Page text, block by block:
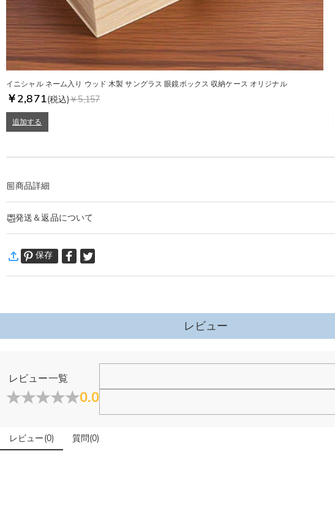
イニシャル ネーム入り ウッド 木製 サングラス 眼鏡ボックス 収納ケース オリジナル
￥2,871(税込)￥5,157
追加する
商品詳細
他にはないナチュラル木製テンプルのサングラス
テンプル部分にお名前・記念日・シンボルマークを刻印可能
大切な想いを形に残す、永く愛用できる逸品です
【こんな方におすすめ】
✓ ご自分への特別なご褒美として
発送＆返品について
通常配送: 5-9営業日
詳細はこちら
詳細はこちら
保存
レビュー
レビュー一覧
0.0
レビュー(0) 質問(0)